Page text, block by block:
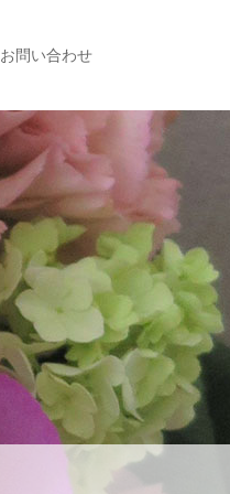
お問い合わせ